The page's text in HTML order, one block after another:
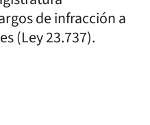
de infracción a
(Ley 23.737).